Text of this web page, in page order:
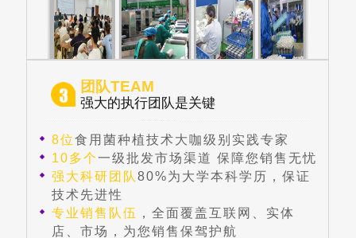
团队TEAM
强大的执行团队是关键
8位食用菌种植技术大咖级别实践专家
10多个一级批发市场渠道 保障您销售无忧
强大科研团队 80%为大学本科学历，保证
技术先进性
专业销售队伍 ，全面覆盖互联网、实体
店、市场，为您销售保驾护航